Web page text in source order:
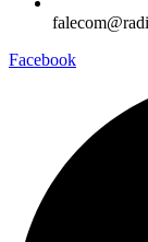
Facebook